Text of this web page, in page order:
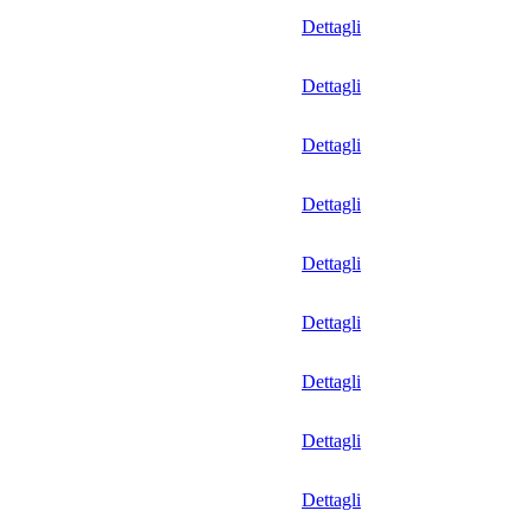
Dettagli
Dettagli
Dettagli
Dettagli
Dettagli
Dettagli
Dettagli
Dettagli
Dettagli